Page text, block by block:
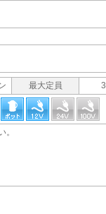
最大定員
。